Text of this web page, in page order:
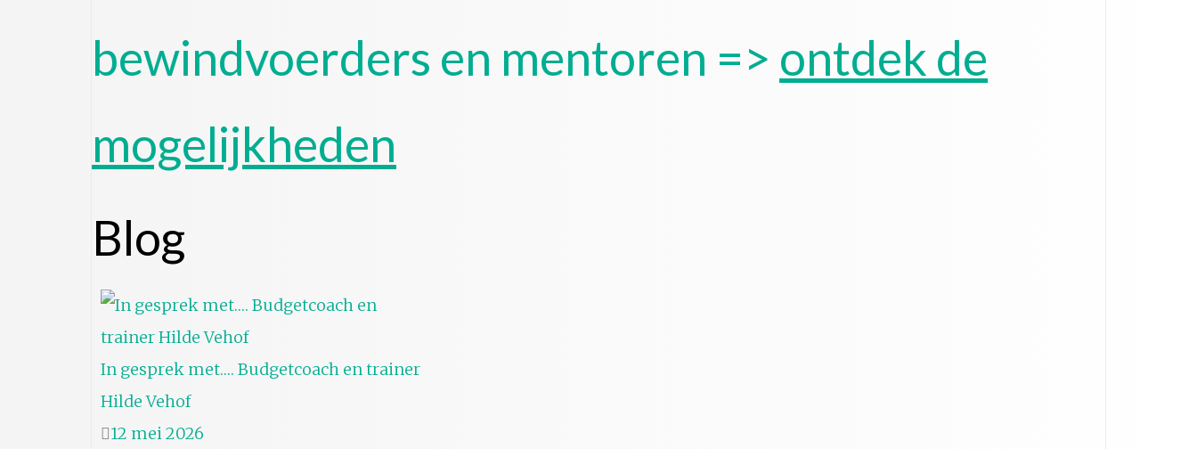
bewindvoerders en mentoren => ontdek de
mogelijkheden
Blog
In gesprek met…. Budgetcoach en trainer
Hilde Vehof
12 mei 2026